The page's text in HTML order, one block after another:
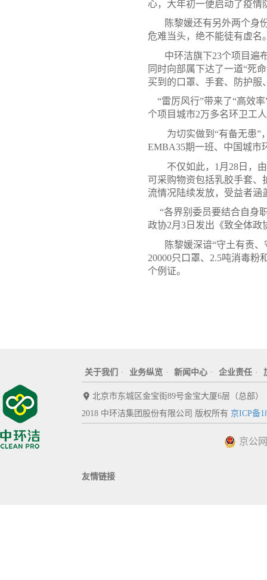
心，大年初一便启动了疫情
陈黎媛还有另外两个身份
危难当头，绝不能徒有虚名
中环洁旗下23个项目遍布
同时向部属下达了一道“死
买到的口罩、手套、防护服
“雷厉风行”带来了“高效
个项目城市2万多名环卫工
为切实做到“有备无患”，
EMBA35期一班、中国城市
不仅如此，1月28日，由
可采购物资包括乳胶手套、
流情况陆续发放，受益者涵
“各界别委员要结合自身
政协2月3日发出《致全体政
陈黎媛深谙“守土有责、
20000只口罩、2.5吨消毒
个例证。
关于我们 · 业务纵览 · 新闻中心 · 企业责任 ·
北京市东城区金宝街89号金宝大厦6层（总部）
2018 中环洁集团股份有限公司 版权所有 京ICP备
京公
友情链接